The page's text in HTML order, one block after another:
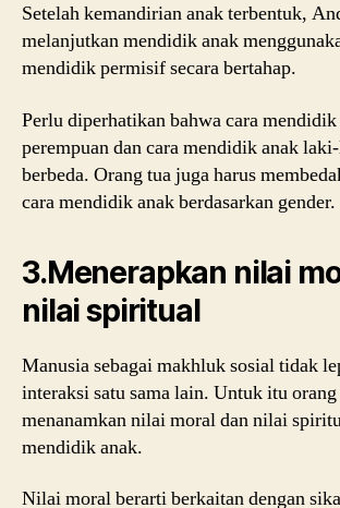
Setelah kemandirian anak terbentuk,
melanjutkan mendidik anak
mendidik permisif secara bertahap.
Perlu diperhatikan bahwa cara
perempuan dan cara mendidik anak
berbeda. Orang tua juga harus
cara mendidik anak berdasarkan gender.
3.Menerapkan nilai
nilai spiritual
Manusia sebagai makhluk sosial tidak
interaksi satu sama lain. Untuk itu orang
menanamkan nilai moral dan nilai
mendidik anak.
Nilai moral berarti berkaitan dengan